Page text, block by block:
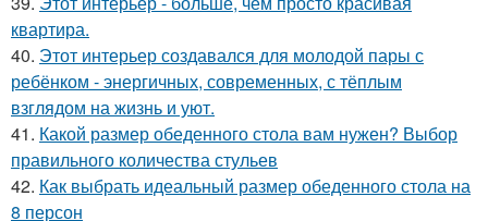
квартира.
40. Этот интерьер создавался для молодой пары с
ребёнком - энергичных, современных, с тёплым
взглядом на жизнь и уют.
41. Какой размер обеденного стола вам нужен? Выбор
правильного количества стульев
42. Как выбрать идеальный размер обеденного стола на
8 персон